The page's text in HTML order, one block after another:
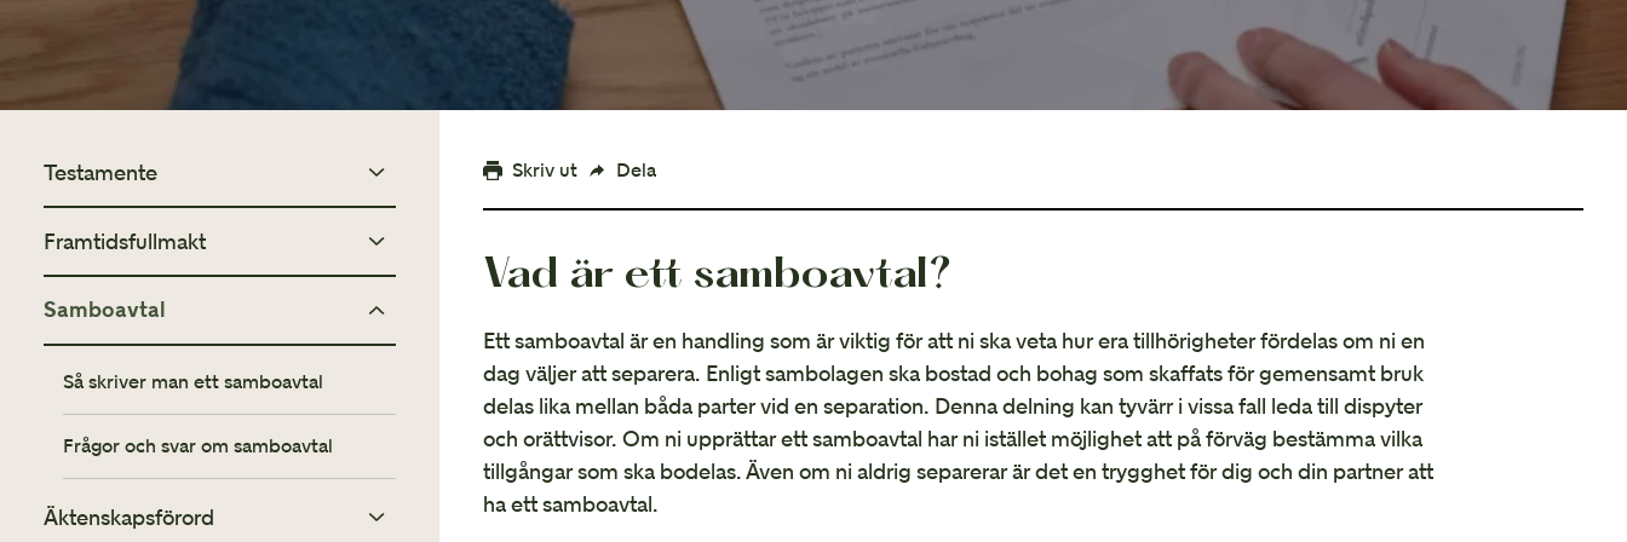
Testamente
Så skaffar du ett testamente
Förvaring av testamente
Frågor och svar om testamente
Framtidsfullmakt
Frågor och svar om framtidsfullmakt
Samboavtal
Så skriver man ett samboavtal
Frågor och svar om samboavtal
Äktenskapsförord
Skriv ut Dela
Vad är ett samboavtal?
Ett samboavtal är en handling som är viktig för att ni ska veta hur era tillhörigheter fördelas om ni en
dag väljer att separera. Enligt sambolagen ska bostad och bohag som skaffats för gemensamt bruk
delas lika mellan båda parter vid en separation. Denna delning kan tyvärr i vissa fall leda till dispyter
och orättvisor. Om ni upprättar ett samboavtal har ni istället möjlighet att på förväg bestämma vilka
tillgångar som ska bodelas. Även om ni aldrig separerar är det en trygghet för dig och din partner att
ha ett samboavtal.